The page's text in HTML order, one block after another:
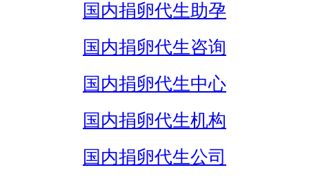
国内捐卵代生助孕
国内捐卵代生咨询
国内捐卵代生中心
国内捐卵代生机构
国内捐卵代生公司